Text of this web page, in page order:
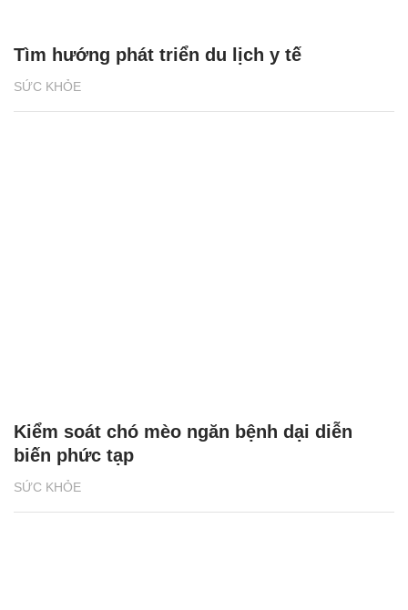
SỨC KHỎE
Tìm hướng phát triển du lịch y tế
SỨC KHỎE
Kiểm soát chó mèo ngăn bệnh dại diễn
biến phức tạp